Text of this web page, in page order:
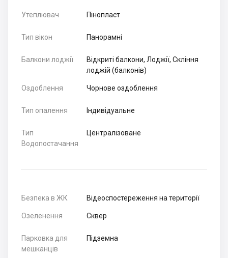
Утеплювач Пінопласт
Тип вікон Панорамні
Балкони лоджії
Відкриті балкони, Лоджії, Скління
лоджій (балконів)
Оздоблення Чорнове оздоблення
Тип опалення Індивідуальне
Тип
Водопостачання
Централізоване
Безпека в ЖК Відеоспостереження на території
Озеленення Сквер
Парковка для
мешканців
Підземна